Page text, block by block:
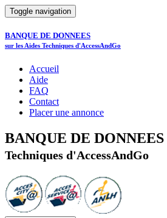
Toggle navigation
BANQUE DE DONNEES
sur les Aides Techniques d'AccessAndGo
Accueil
Aide
FAQ
Contact
Placer une annonce
BANQUE DE DONNEES
Techniques d'AccessAndGo